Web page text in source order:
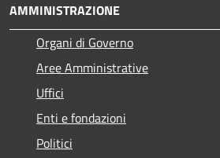
AMMINISTRAZIONE
Organi di Governo
Aree Amministrative
Uffici
Enti e fondazioni
Politici